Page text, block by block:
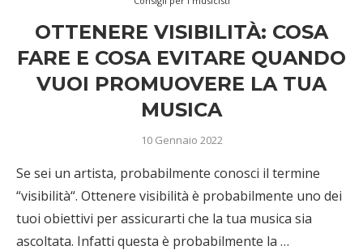
OTTENERE VISIBILITÀ: COSA
FARE E COSA EVITARE QUANDO
VUOI PROMUOVERE LA TUA
MUSICA
10 Gennaio 2022
Se sei un artista, probabilmente conosci il termine
“visibilità“. Ottenere visibilità è probabilmente uno dei
tuoi obiettivi per assicurarti che la tua musica sia
ascoltata. Infatti questa è probabilmente la …